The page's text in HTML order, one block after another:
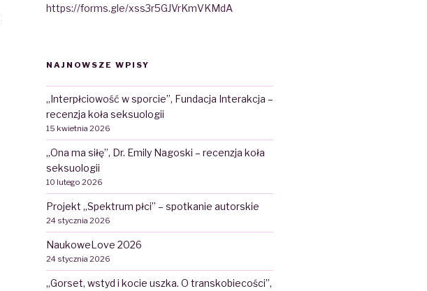
https://forms.gle/xss3r5GJVrKmVKMdA
NAJNOWSZE WPISY
„Interpłciowość w sporcie”, Fundacja Interakcja –
recenzja koła seksuologii
15 kwietnia 2026
„Ona ma siłę”, Dr. Emily Nagoski – recenzja koła
seksuologii
10 lutego 2026
Projekt „Spektrum płci” – spotkanie autorskie
24 stycznia 2026
NaukoweLove 2026
24 stycznia 2026
„Gorset, wstyd i kocie uszka. O transkobiecości”,